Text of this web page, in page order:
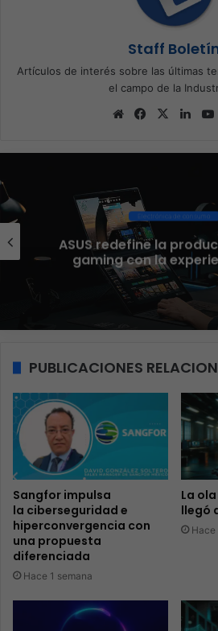
Staff
Artículos de interés sobre las últimas
el campo de la
Sitio
Facebook
X
y el
Duo
El
PUBLICACIONES
Sangfor impulsa
la ciberseguridad e
hiperconvergencia con
una propuesta
diferenciada
Hace 1 semana
La
llegó
Hace